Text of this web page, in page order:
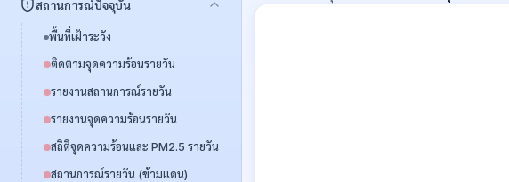
สถานการณ์ปัจจุบัน
พื้นที่เฝ้าระวัง
ติดตามจุดความร้อนรายวัน
รายงานสถานการณ์รายวัน
รายงานจุดความร้อนรายวัน
สถิติจุดความร้อนและ PM2.5 รายวัน
สถานการณ์รายวัน (ข้ามแดน)